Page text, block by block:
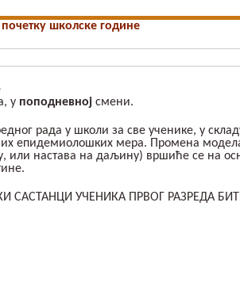
школске године
у поподневној смени.
рада у школи за све ученике, у
епидемиолошких мера. Промена
или настава на даљину) вршиће се на
УЧЕНИКА ПРВОГ РАЗРЕДА